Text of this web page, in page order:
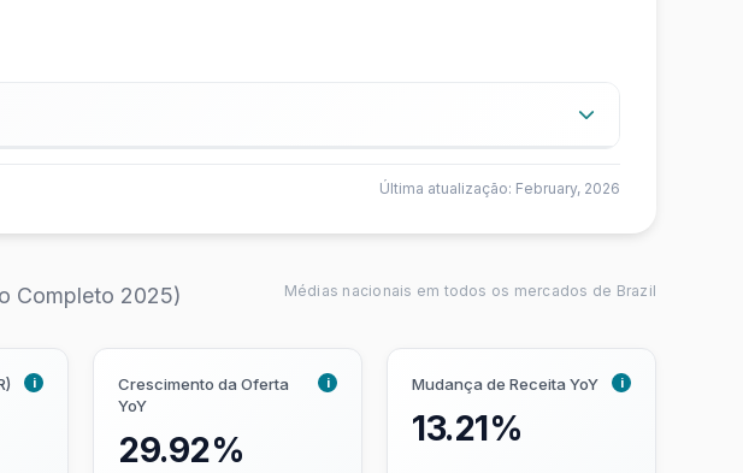
de temporada maiores pontuam melhor, pois é mais
Última atualização: February, 2026
Completo 2025) Médias nacionais em todos os mercados de Brazil
i
Crescimento da Oferta
YoY
i
29.92%
Mudança de Receita YoY i
13.21%